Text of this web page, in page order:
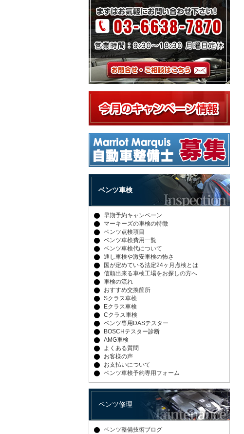
ベンツ車検
早期予約キャンペーン
マーキーズの車検の特徴
ベンツ点検項目
ベンツ車検費用一覧
ベンツ車検代について
通し車検や激安車検の怖さ
国が定めている法定24ヶ月点検とは
信頼出来る車検工場をお探しの方へ
車検の流れ
おすすめ交換箇所
Sクラス車検
Eクラス車検
Cクラス車検
ベンツ専用DASテスター
BOSCHテスター診断
AMG車検
よくある質問
お客様の声
お支払いについて
ベンツ車検予約専用フォーム
ベンツ修理
ベンツ整備技術ブログ